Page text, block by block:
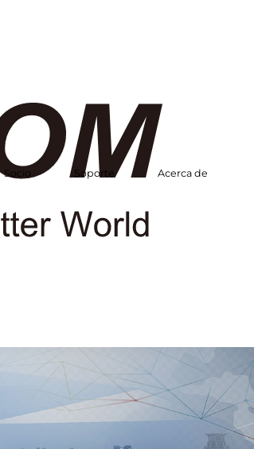
Socio Soporte Acerca de